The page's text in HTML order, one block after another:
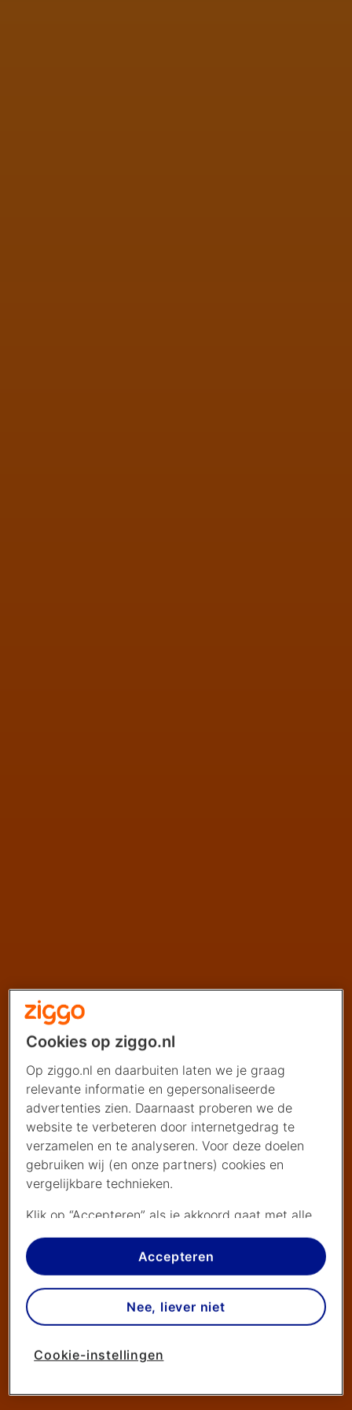
Cookies op ziggo.nl
Op ziggo.nl en daarbuiten laten we je graag
relevante informatie en gepersonaliseerde
advertenties zien. Daarnaast proberen we de
website te verbeteren door internetgedrag te
verzamelen en te analyseren. Voor deze doelen
gebruiken wij (en onze partners) cookies en
vergelijkbare technieken.
Klik op “Accepteren” als je akkoord gaat met alle
cookies. Kies je voor “Nee, liever niet”, dan
plaatsen we alleen strikt noodzakelijke cookies om
de website goed te laten werken. Dat betekent
dat we geen vormen van personalisatie
toepassen.
cookies worden geplaatst. Je kan je keuze altijd
privacy beleidlees je meer over hoe we omgaan
Accepteren
Nee, liever niet
Cookie-instellingen